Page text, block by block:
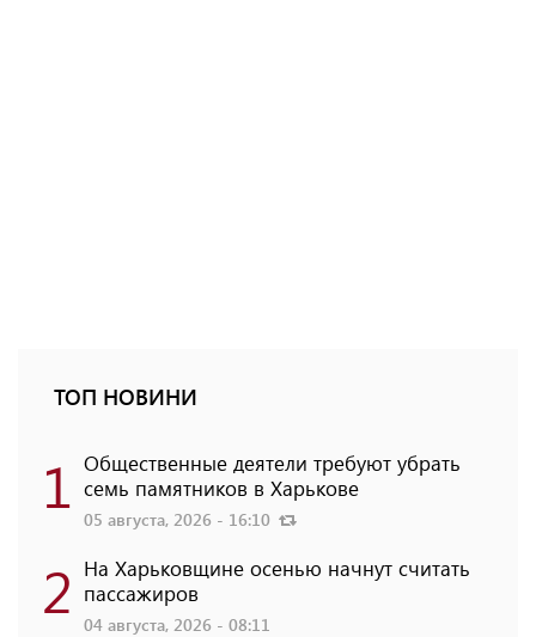
ТОП НОВИНИ
1 Общественные деятели требуют убрать
семь памятников в Харькове
05 августа, 2026 - 16:10
2 На Харьковщине осенью начнут считать
пассажиров
04 августа, 2026 - 08:11